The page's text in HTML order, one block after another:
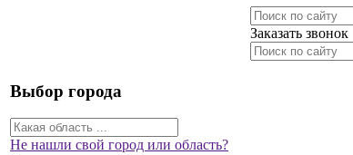
Заказать звонок
Выбор города
Не нашли свой город или область?